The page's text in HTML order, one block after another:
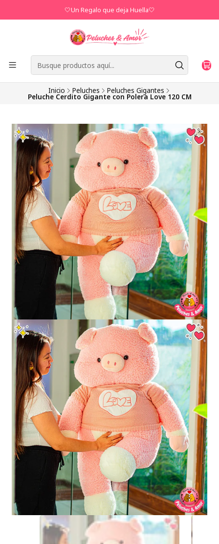
🤍Un Regalo que deja Huella🤍
Inicio Peluches Peluches Gigantes
Peluche Cerdito Gigante con Polera Love 120 CM